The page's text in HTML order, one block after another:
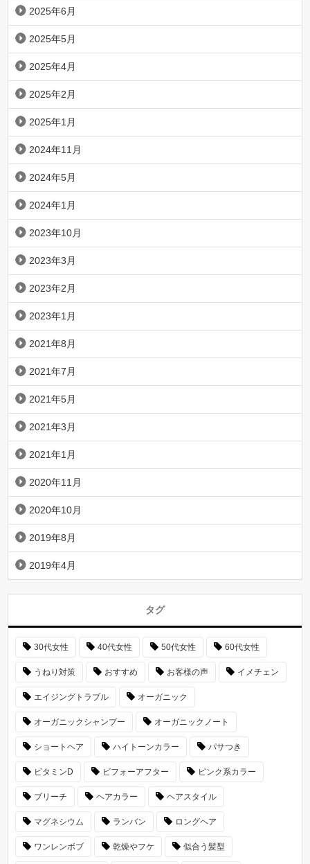
2025年6月
2025年5月
2025年4月
2025年2月
2025年1月
2024年11月
2024年5月
2024年1月
2023年10月
2023年3月
2023年2月
2023年1月
2021年8月
2021年7月
2021年5月
2021年3月
2021年1月
2020年11月
2020年10月
2019年8月
2019年4月
タグ
30代女性 40代女性 50代女性 60代女性
うねり対策 おすすめ お客様の声 イメチェン
エイジングトラブル オーガニック
オーガニックシャンプー オーガニックノート
ショートヘア ハイトーンカラー パサつき
ビタミンD ビフォーアフター ピンク系カラー
ブリーチ ヘアカラー ヘアスタイル
マグネシウム ランバン ロングヘア
ワンレンボブ 乾燥やフケ 似合う髪型